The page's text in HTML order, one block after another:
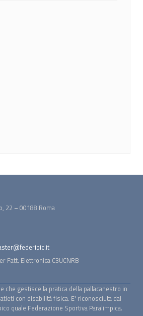
22 – 00188 Roma
Fatt. Elettronica C3UCNRB
che gestisce la pratica della pallacanestro in
con disabilità fisica. E' riconosciuta dal
quale Federazione Sportiva Paralimpica.